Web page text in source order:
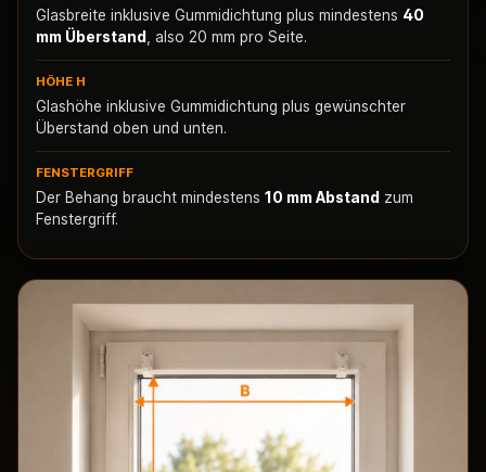
Glasbreite inklusive Gummidichtung plus mindestens 40
mm Überstand
, also 20 mm pro Seite.
HÖHE H
Glashöhe inklusive Gummidichtung plus gewünschter
Überstand oben und unten.
FENSTERGRIFF
Der Behang braucht mindestens 10 mm Abstand zum
Fenstergriff.